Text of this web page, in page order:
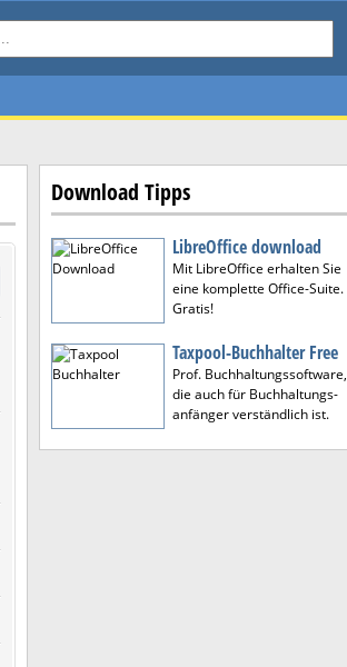
Download Tipps
LibreOffice download
Mit LibreOffice erhalten Sie
eine komplette Office-Suite.
Gratis!
Taxpool-Buchhalter Free
Prof. Buchhaltungssoftware,
die auch für Buchhaltungs-
anfänger verständlich ist.